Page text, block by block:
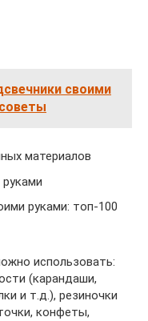
своими
материалов
руками: топ-100
использовать:
(карандаши,
и т.д.), резиночки
конфеты,